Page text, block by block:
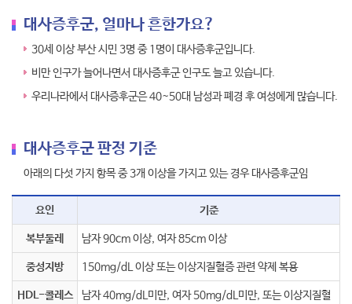
대사증후군, 얼마나 흔한가요?
30세 이상 부산 시민 3명 중 1명이 대사증후군입니다.
비만 인구가 늘어나면서 대사증후군 인구도 늘고 있습니다.
우리나라에서 대사증후군은 40~50대 남성과 폐경 후 여성에게 많습니다.
대사증후군 판정 기준
아래의 다섯 가지 항목 중 3개 이상을 가지고 있는 경우 대사증후군임
요인 기준
복부둘레 남자 90cm 이상, 여자 85cm 이상
중성지방 150mg/dL 이상 또는 이상지질혈증 관련 약제 복용
HDL-콜레스
남자 40mg/dL미만, 여자 50mg/dL미만, 또는 이상지질혈